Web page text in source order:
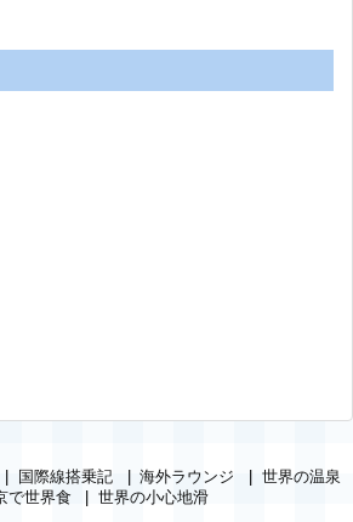
国際線搭乗記 海外ラウンジ
世界の温泉
で世界食
世界の小心地滑